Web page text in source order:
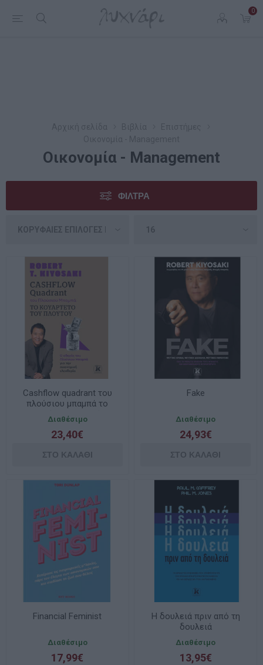
0
Οικονομία - Management
ΦΊΛΤΡΑ
Cashflow quadrant του
πλούσιου μπαμπά το
κουαρτέτο του πλούτου
Διαθέσιμο
23,40€
Fake
Διαθέσιμο
24,93€
Financial Feminist
Διαθέσιμο
17,99€
H δουλειά πριν από τη
δουλειά
Διαθέσιμο
13,95€